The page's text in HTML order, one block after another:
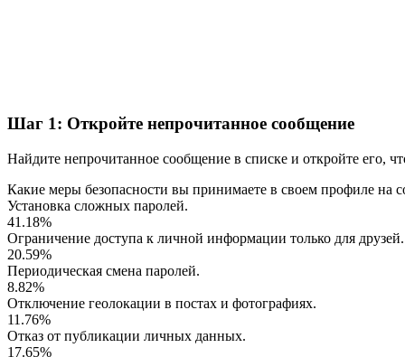
Шаг 1: Откройте непрочитанное сообщение
Найдите непрочитанное сообщение в списке и откройте его,
Какие меры безопасности вы принимаете в своем профиле на
Установка сложных паролей.
41.18%
Ограничение доступа к личной информации только для друзей.
20.59%
Периодическая смена паролей.
8.82%
Отключение геолокации в постах и фотографиях.
11.76%
Отказ от публикации личных данных.
17.65%